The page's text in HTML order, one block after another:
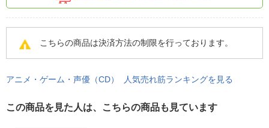
こちらの商品は決済方法の制限を行っております。
アニメ・ゲーム・声優（CD） 人気売れ筋ランキングを見る
この商品を見た人は、こちらの商品も見ています